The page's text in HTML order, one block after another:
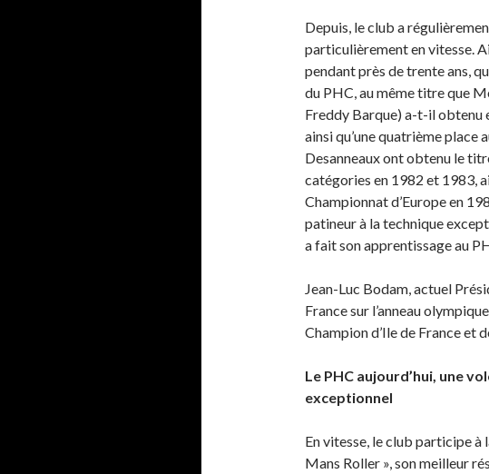
Depuis, le club a
particulièrement en vitesse.
pendant près de trente ans,
du PHC, au même titre que
Freddy Barque) a-t-il obtenu
ainsi qu’une quatrième place
Desanneaux ont obtenu le
catégories en 1982 et 1983,
Championnat d’Europe en
patineur à la technique
a fait son apprentissage au
Jean-Luc Bodam, actuel
France sur l’anneau
Champion d’Ile de France et
Le PHC aujourd’hui, une
exceptionnel
En vitesse, le club participe à
Mans Roller », son meilleur